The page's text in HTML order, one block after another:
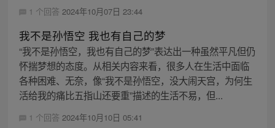
1 个回答 2024年10月07日 23:44
我不是孙悟空 我也有自己的梦
“我不是孙悟空，我也有自己的梦”表达出一种虽然平凡但仍
怀揣梦想的态度。从相关内容来看，很多人在生活中面临
各种困难、无奈，像“我不是孙悟空，没大闹天宫，为何生
活给我的痛比五指山还要重”描述的生活不易，但...
1 个回答 2024年10月10日 05:41